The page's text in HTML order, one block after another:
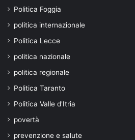
Politica Foggia
politica internazionale
Politica Lecce
politica nazionale
politica regionale
Politica Taranto
Politica Valle d'Itria
povertà
prevenzione e salute